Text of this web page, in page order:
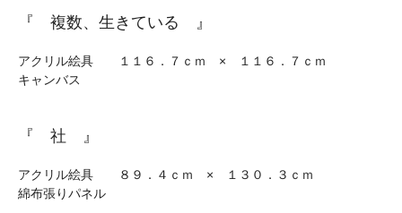
『 複数、生きている 』
アクリル絵具 １１６．７ｃｍ × １１６．７ｃｍ
キャンバス
『 社 』
アクリル絵具 ８９．４ｃｍ × １３０．３ｃｍ
綿布張りパネル